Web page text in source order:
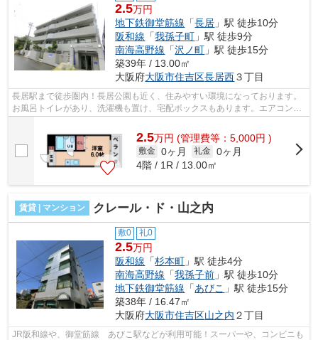
2.5万円
地下鉄御堂筋線 「長居 」駅 徒歩10分
阪和線 「我孫子町 」駅 徒歩9分
南海高野線 「沢ノ町 」駅 徒歩15分
築39年 / 13.00㎡
大阪府大阪市住吉区長居西３丁目
長居駅まで徒歩圏内！長居公園も近く、住みやすい環境になっております。
お風呂トイレがあり、洗濯機も置け、宅配ボックスもあります。エアコン付
2.5万円 (管理費等：5,000円 )
敷金 0ヶ月 礼金 0ヶ月
4階 / 1R / 13.00㎡
賃貸 | マンション クレール・ド・山之内
敷0 礼0
2.5万円
阪和線 「杉本町 」駅 徒歩4分
南海高野線 「我孫子前 」駅 徒歩10分
地下鉄御堂筋線 「あびこ 」駅 徒歩15分
築38年 / 16.47㎡
大阪府大阪市住吉区山之内 ２丁目
JR阪和線や、御堂筋線 あびこ駅などが利用可能！スーパーや、コンビニも